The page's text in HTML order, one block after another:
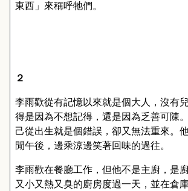
東西」來稱呼牠們。
２
李雨歡從有記憶以來就是個大人，沒有
得是因為不想記得，還是因為乏善可陳
己從出生就是個錯誤，卻又無法重來。
閒午後，邊乘涼邊笑著回味的過往。
李雨歡在餐廳工作，但他不是主廚，是
又小又熱又臭的廚房度過一天，並在倉